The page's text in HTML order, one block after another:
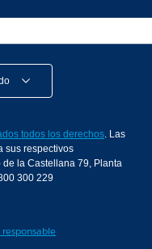
todos los derechos. Las
sus respectivos
de la Castellana 79, Planta
300 229